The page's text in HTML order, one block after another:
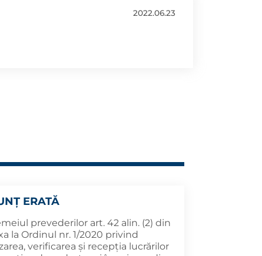
2022.06.23
ERATĂ
prevederilor art. 42 alin. (2) din
la Ordinul nr. 1/2020 privind
verificarea și recepția lucrărilor